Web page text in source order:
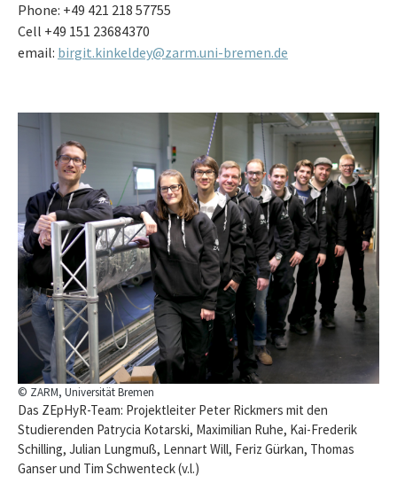
Phone: +49 421 218 57755
Cell +49 151 23684370
email: birgit.kinkeldey@zarm.uni-bremen.de
© ZARM, Universität Bremen
Das ZEpHyR-Team: Projektleiter Peter Rickmers mit den
Studierenden Patrycia Kotarski, Maximilian Ruhe, Kai-Frederik
Schilling, Julian Lungmuß, Lennart Will, Feriz Gürkan, Thomas
Ganser und Tim Schwenteck (v.l.)